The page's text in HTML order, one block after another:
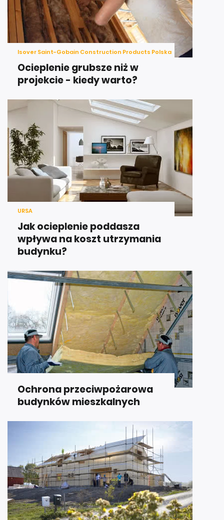
Isover Saint-Gobain Construction Products Polska
Ocieplenie grubsze niż w
projekcie - kiedy warto?
URSA
Jak ocieplenie poddasza
wpływa na koszt utrzymania
budynku?
Ochrona przeciwpożarowa
budynków mieszkalnych